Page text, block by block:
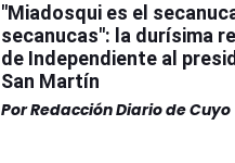
"Miadosqui es el
secanucas": la durísima
de Independiente al
San Martín
PorRedacción Diario de Cuyo